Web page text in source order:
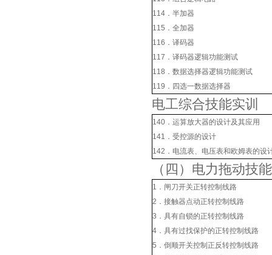
114．半加器
115．全加器
116．译码器
117．译码器逻辑功能测试
118．数据选择器逻辑功能测试
119．四选一数据选择器
电工综合技能实训
140．运算放大器的设计及其应用
141．受控源的设计
142．电流表、电压表和欧姆表的设
（四）电力拖动技
1．闸刀开关正转控制线路
2．接触器点动正转控制线路
3．具有自锁的正转控制线路
4．具有过找保护的正转控制线
5．倒顺开关控制正反转控制线